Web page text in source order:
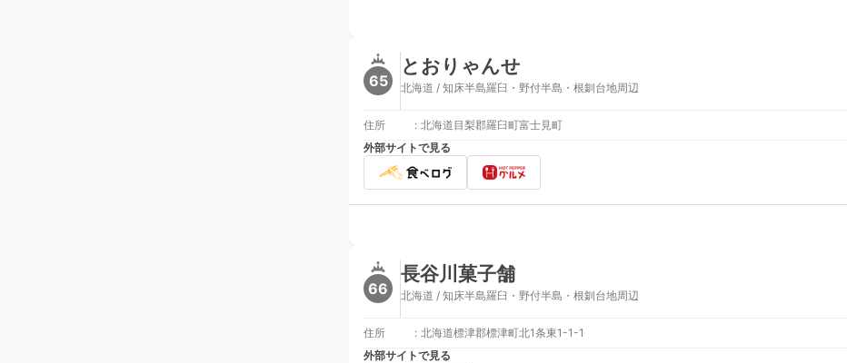
65
とおりゃんせ
北海道 / 知床半島羅臼・野付半島・根釧台地周辺
住所 : 北海道目梨郡羅臼町富士見町
外部サイトで見る
66
長谷川菓子舗
北海道 / 知床半島羅臼・野付半島・根釧台地周辺
住所 : 北海道標津郡標津町北1条東1-1-1
外部サイトで見る